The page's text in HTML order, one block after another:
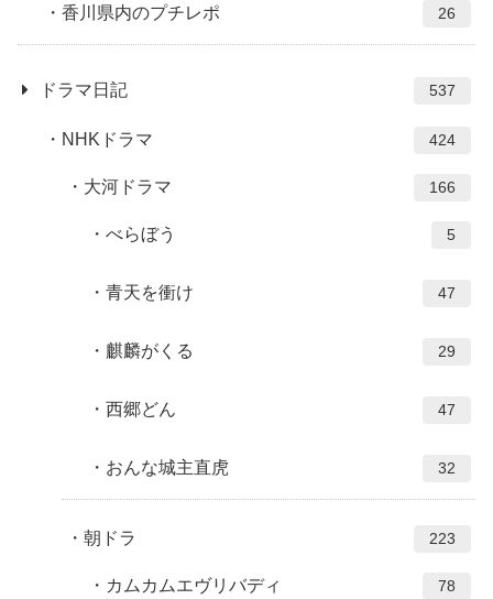
香川県内のプチレポ 26
ドラマ日記 537
NHKドラマ 424
大河ドラマ 166
べらぼう 5
青天を衝け 47
麒麟がくる 29
西郷どん 47
おんな城主直虎 32
朝ドラ 223
カムカムエヴリバディ 78